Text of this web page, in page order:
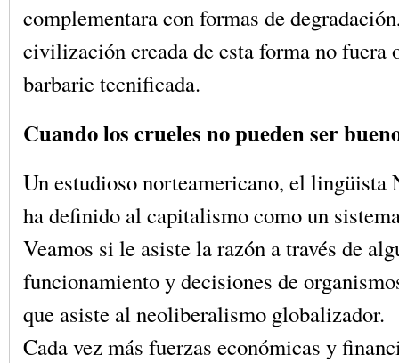
complementara con formas de
civilización creada de esta forma no fuera
barbarie tecnificada.
Cuando los crueles no pueden ser
Un estudioso norteamericano, el lingüista
ha definido al capitalismo como un
Veamos si le asiste la razón a través de
funcionamiento y decisiones de
que asiste al neoliberalismo globalizador.
Cada vez más fuerzas económicas y